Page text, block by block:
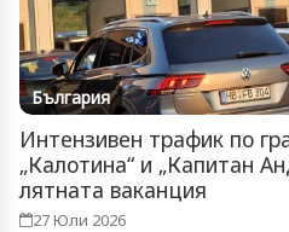
България
Интензивен трафик по
„Калотина“ и „Капитан
лятната ваканция
27 Юли 2026